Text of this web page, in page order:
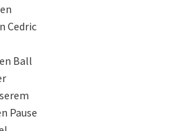
Cedric
Ball
Pause